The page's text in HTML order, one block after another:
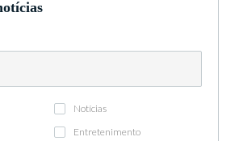
Notícias
Entretenimento